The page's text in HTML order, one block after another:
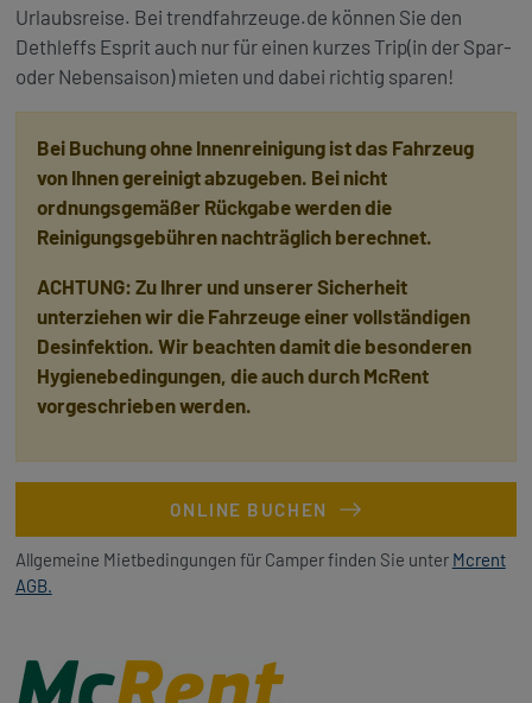
Urlaubsreise. Bei trendfahrzeuge.de können Sie den
Dethleffs Esprit auch nur für einen kurzes Trip(in der Spar-
oder Nebensaison) mieten und dabei richtig sparen!
Bei Buchung ohne Innenreinigung ist das Fahrzeug
von Ihnen gereinigt abzugeben. Bei nicht
ordnungsgemäßer Rückgabe werden die
Reinigungsgebühren nachträglich berechnet.
ACHTUNG: Zu Ihrer und unserer Sicherheit
unterziehen wir die Fahrzeuge einer vollständigen
Desinfektion. Wir beachten damit die besonderen
Hygienebedingungen, die auch durch McRent
vorgeschrieben werden.
ONLINE BUCHEN
Allgemeine Mietbedingungen für Camper finden Sie unter Mcrent
AGB.